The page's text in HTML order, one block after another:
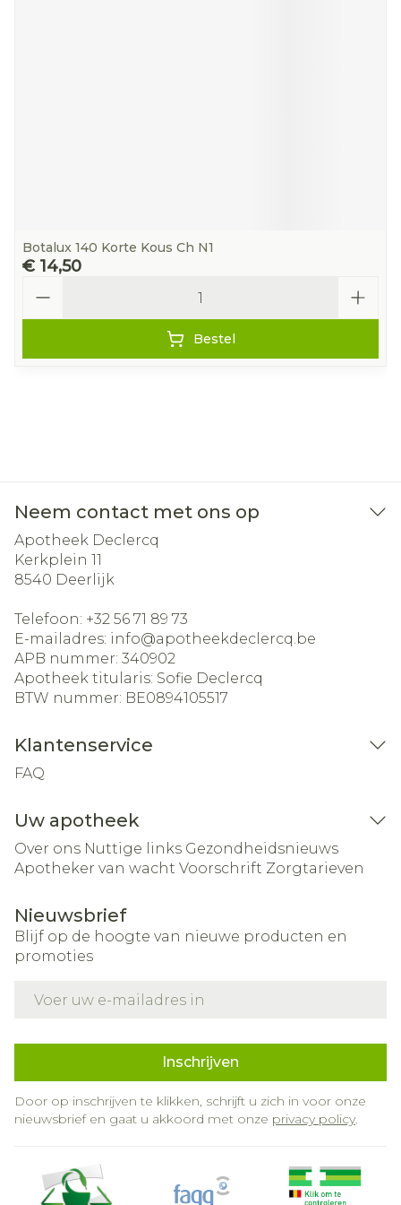
Botalux 140 Korte Kous Ch N1
€ 14,50
Bestel
Neem contact met ons op
Apotheek Declercq
Kerkplein 11
8540 Deerlijk
Telefoon: +32 56 71 89 73
E-mailadres: info@apotheekdeclercq.be
APB nummer: 340902
Apotheek titularis: Sofie Declercq
BTW nummer: BE0894105517
Klantenservice
FAQ
Uw apotheek
Over ons Nuttige links Gezondheidsnieuws
Apotheker van wacht Voorschrift Zorgtarieven
Nieuwsbrief
Blijf op de hoogte van nieuwe producten en
promoties
Inschrijven
Door op inschrijven te klikken, schrijft u zich in voor onze
nieuwsbrief en gaat u akkoord met onze privacy policy.